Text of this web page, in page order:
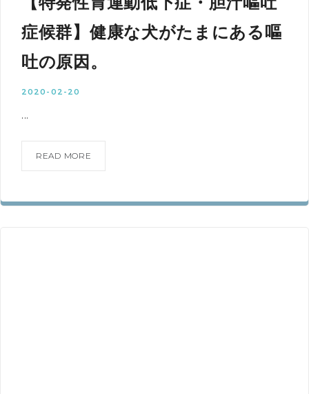
症候群】健康な犬がたまにある嘔
吐の原因。
2020-02-20
...
READ MORE